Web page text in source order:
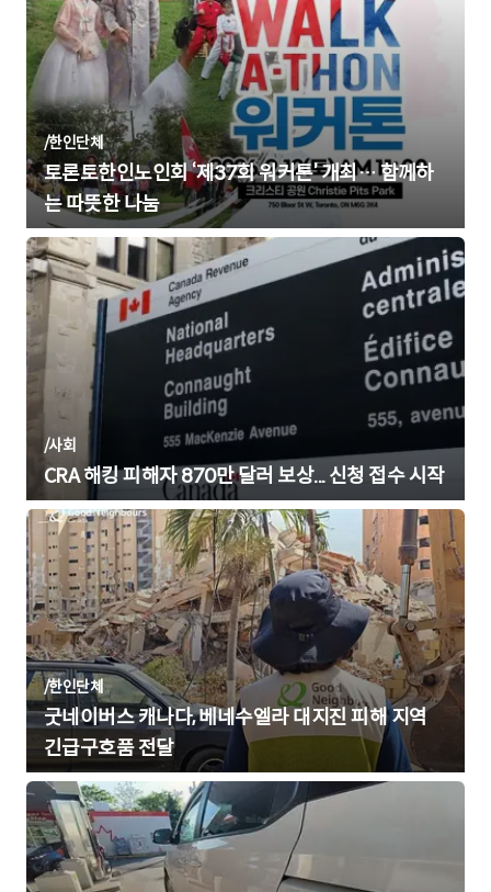
/한인단체
토론토한인노인회 ‘제37회 워커톤’ 개최… 함께하
는 따뜻한 나눔
/사회
CRA 해킹 피해자 870만 달러 보상... 신청 접수 시작
/한인단체
굿네이버스 캐나다, 베네수엘라 대지진 피해 지역
긴급구호품 전달